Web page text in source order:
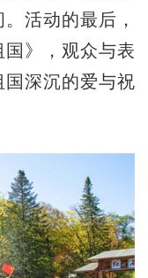
活动的最后，
》，观众与表
深沉的爱与祝